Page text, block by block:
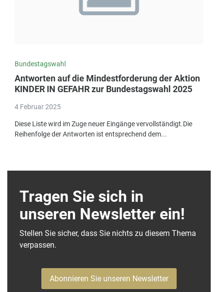
Bundestagswahl
Antworten auf die Mindestforderung der Aktion
KINDER IN GEFAHR zur Bundestagswahl 2025
4 Februar 2025
Diese Liste wird im Zuge neuer Eingänge vervollständigt.Die
Reihenfolge der Antworten ist entsprechend dem...
Tragen Sie sich in
unseren Newsletter ein!
Stellen Sie sicher, dass Sie nichts zu diesem Thema
verpassen.
Abonnieren Sie unseren Newsletter